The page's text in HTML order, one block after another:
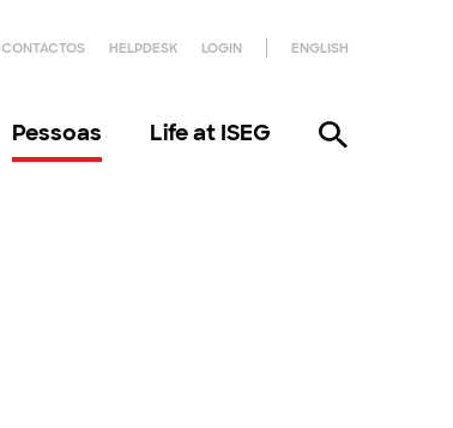
CONTACTOS HELPDESK LOGIN ENGLISH
Pessoas Life at ISEG